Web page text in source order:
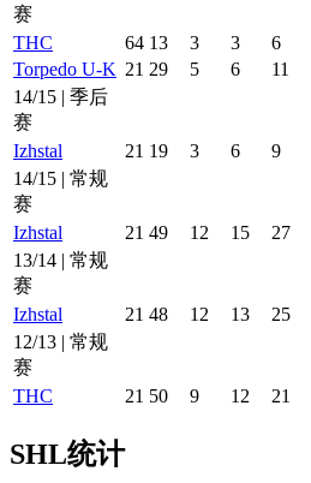
赛
THC
64 13 3 3 6
Torpedo U-K 21 29 5 6 11
14/15 | 季后
赛
Izhstal
21 19 3 6 9
14/15 | 常规
赛
Izhstal
21 49 12 15 27
13/14 | 常规
赛
Izhstal
21 48 12 13 25
12/13 | 常规
赛
THC
21 50 9 12 21
SHL统计